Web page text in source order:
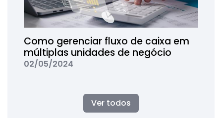
Como gerenciar fluxo de caixa em
múltiplas unidades de negócio
02/05/2024
Ver todos